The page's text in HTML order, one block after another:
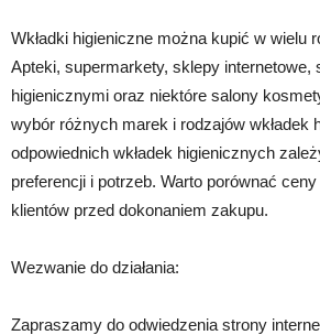
Wkładki higieniczne można kupić w wielu
Apteki, supermarkety, sklepy internetowe,
higienicznymi oraz niektóre salony
wybór różnych marek i rodzajów wkładek
odpowiednich wkładek higienicznych
preferencji i potrzeb. Warto porównać
klientów przed dokonaniem zakupu.
Wezwanie do działania:
Zapraszamy do odwiedzenia strony